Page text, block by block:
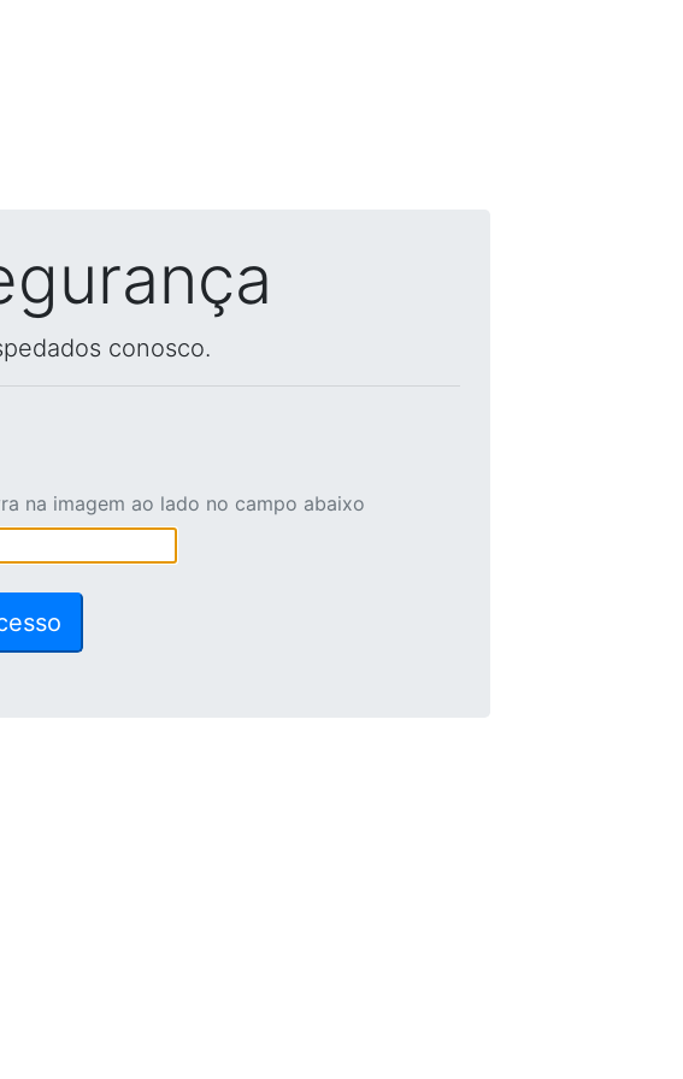
conosco.
na imagem ao lado no campo abaixo